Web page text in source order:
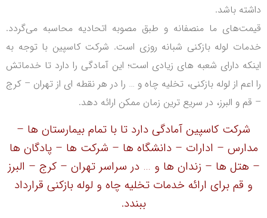
داشته باشد.
قیمت‌های ما منصفانه و طبق مصوبه اتحادیه محاسبه می‌گردد.
خدمات لوله بازکنی شبانه روزی است. شرکت کاسپین با توجه به
اینکه دارای شعبه های زیادی است؛ این آمادگی را دارد تا خدماتش
را اعم از لوله بازکنی، تخلیه چاه و … را در هر نقطه ای از تهران – کرج
– قم و البرز، در سریع ترین زمان ممکن ارائه دهد.
شرکت کاسپین آمادگی دارد تا با تمام بیمارستان ها –
مدارس – ادارات – دانشگاه ها – شرکت ها – پادگان ها
– هتل ها – زندان ها و … در سراسر تهران – کرج – البرز
و قم برای ارائه خدمات تخلیه چاه و لوله بازکنی قرارداد
ببندد.